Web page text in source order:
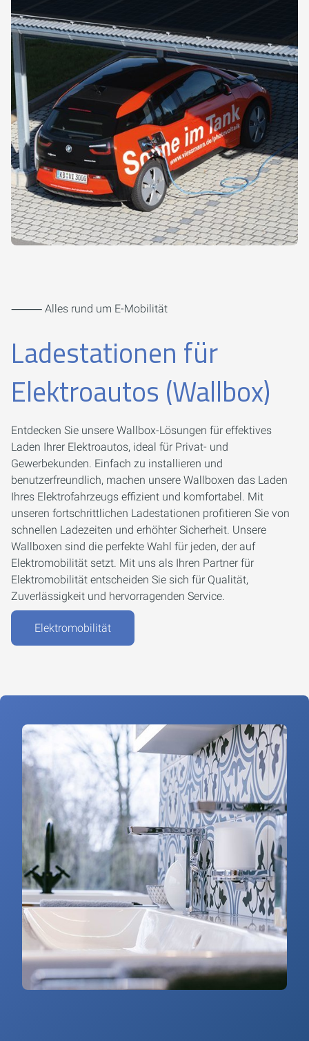
⸻ Alles rund um E-Mobilität
Ladestationen für
Elektroautos (Wallbox)
Entdecken Sie unsere Wallbox-Lösungen für effektives
Laden Ihrer Elektroautos, ideal für Privat- und
Gewerbekunden. Einfach zu installieren und
benutzerfreundlich, machen unsere Wallboxen das Laden
Ihres Elektrofahrzeugs effizient und komfortabel. Mit
unseren fortschrittlichen Ladestationen profitieren Sie von
schnellen Ladezeiten und erhöhter Sicherheit. Unsere
Wallboxen sind die perfekte Wahl für jeden, der auf
Elektromobilität setzt. Mit uns als Ihren Partner für
Elektromobilität entscheiden Sie sich für Qualität,
Zuverlässigkeit und hervorragenden Service.
Elektromobilität